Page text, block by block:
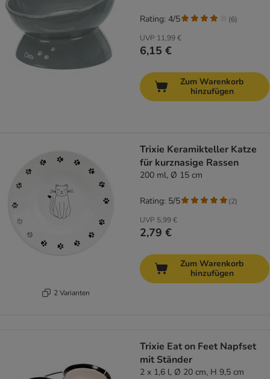
UVP 11,99 €
6,15 €
Rating: 4/5 (6)
Zum Warenkorb
hinzufügen
2 Varianten
Trixie Keramikteller Katze
für kurznasige Rassen
200 ml, Ø 15 cm
UVP 5,99 €
2,79 €
Rating: 5/5 (2)
Zum Warenkorb
hinzufügen
Trixie Eat on Feet Napfset
mit Ständer
2 x 1,6 l, Ø 20 cm, H 9,5 cm